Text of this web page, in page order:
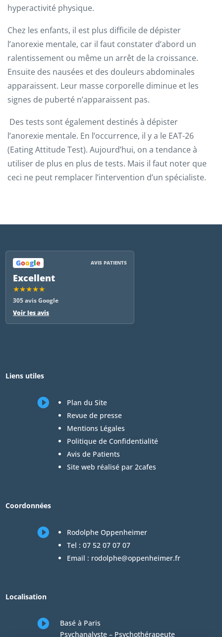
hyperactivité physique.
Chez les enfants, il est plus difficile de dépister
l’anorexie mentale, car il faut constater d’abord un
ralentissement ou même un arrêt de la croissance.
Ensuite des nausées et des douleurs abdominales
apparaissent. Leur masse corporelle diminue et les
signes de puberté n’apparaissent pas.
Des tests sont également destinés à dépister
l’anorexie mentale. En l’occurrence, il y a le EAT-26
(Eating Attitude Test). Aujourd’hui, on a tendance à
utiliser de plus en plus de tests. Mais il faut noter que
ceci ne peut remplacer l’intervention d’un spécialiste.
Google AVIS PATIENTS
Excellent
★★★★★
305 avis Google
Voir les avis
Liens utiles

Plan du Site
Revue de presse
Mentions Légales
Politique de Confidentialité
Avis de Patients
Site web réalisé par 2cafes
Coordonnées

Rodolphe Oppenheimer
Tel : 07 52 07 07 07
Email : rodolphe@oppenheimer.fr
Localisation

Basé à Paris
Psychanalyste – Psychothérapeute